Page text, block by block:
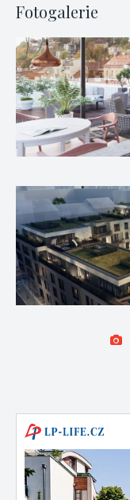
Fotogalerie